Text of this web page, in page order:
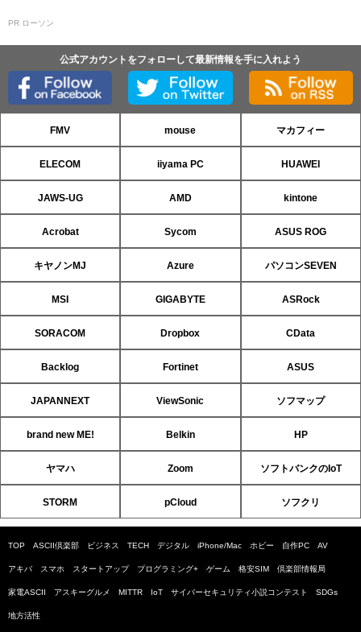
PR ローソン
公式アカウントをフォローして最新情報を手に入れよう
FMV mouse マカフィー
ELECOM iiyama PC HUAWEI
JAWS-UG AMD kintone
Acrobat Sycom ASUS ROG
キヤノンMJ Azure パソコンSEVEN
MSI GIGABYTE ASRock
SORACOM Dropbox CData
Backlog Fortinet ASUS
JAPANNEXT ViewSonic ソフマップ
brand new ME! Belkin HP
ヤマハ Zoom ソフトバンクのIoT
STORM pCloud ソフクリ
TOP ASCII倶楽部 ビジネス TECH デジタル iPhone/Mac ホビー 自作PC AV
アキバ スマホ スタートアップ プログラミング+ ゲーム 格安SIM 倶楽部情報局
家電ASCII アスキーグルメ MITTR IoT サイバーセキュリティ小説コンテスト SDGs
地方活性